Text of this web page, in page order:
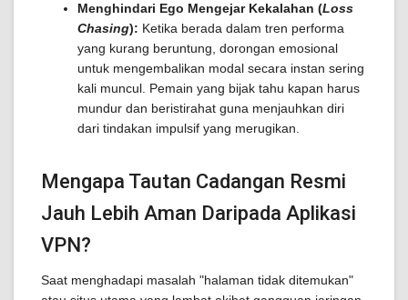
Menghindari Ego Mengejar Kekalahan (Loss
Chasing): Ketika berada dalam tren performa
yang kurang beruntung, dorongan emosional
untuk mengembalikan modal secara instan sering
kali muncul. Pemain yang bijak tahu kapan harus
mundur dan beristirahat guna menjauhkan diri
dari tindakan impulsif yang merugikan.
Mengapa Tautan Cadangan Resmi
Jauh Lebih Aman Daripada Aplikasi
VPN?
Saat menghadapi masalah "halaman tidak ditemukan"